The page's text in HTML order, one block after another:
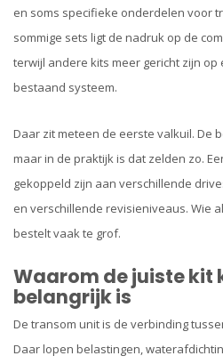
en soms specifieke onderdelen voor
sommige sets ligt de nadruk op de
terwijl andere kits meer gericht zijn
bestaand systeem.
Daar zit meteen de eerste valkuil. De
maar in de praktijk is dat zelden zo.
gekoppeld zijn aan verschillende
en verschillende revisieniveaus. Wie
bestelt vaak te grof.
Waarom de juiste kit
belangrijk is
De transom unit is de verbinding
Daar lopen belastingen,